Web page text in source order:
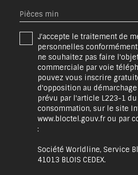
Pièces min
J'accepte le traitement de
personnelles conformément
ne souhaitez pas faire
commerciale par voie
pouvez vous inscrire
d'opposition au
prévu par l'article L223-1
consommation, sur le site
www.bloctel.gouv.fr ou par
:
Société Worldline, Service
41013 BLOIS CEDEX.